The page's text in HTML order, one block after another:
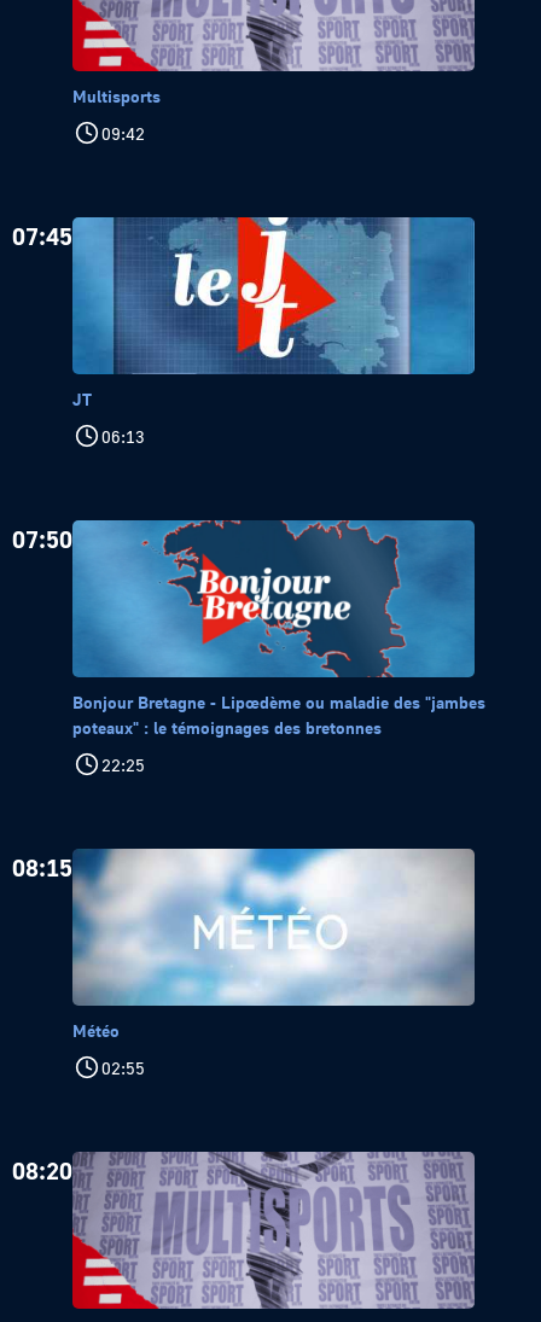
Multisports
09:42
07:45
JT
06:13
07:50
Bonjour Bretagne - Lipœdème ou maladie des "jambes
poteaux" : le témoignages des bretonnes
22:25
08:15
Météo
02:55
08:20